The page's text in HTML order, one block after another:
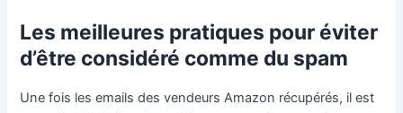
Les meilleures pratiques pour éviter
d’être considéré comme du spam
Une fois les emails des vendeurs Amazon récupérés, il est